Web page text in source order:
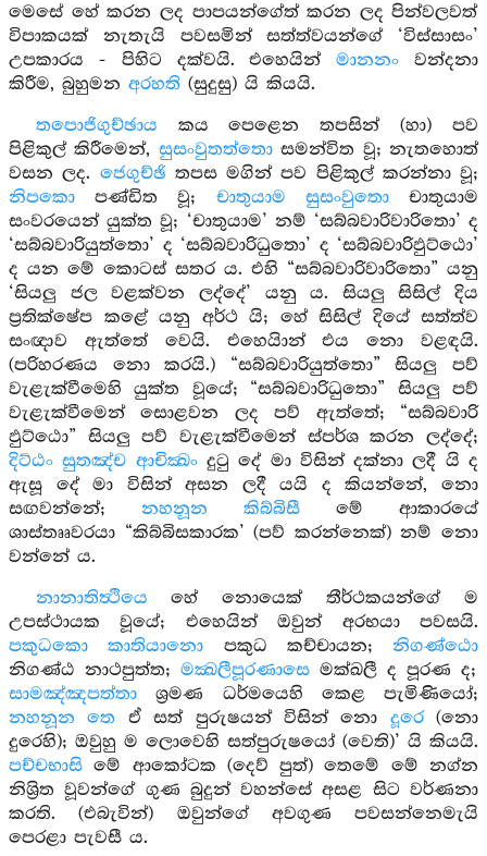
මෙසේ හේ කරන ලද පාපයන්ගේත් කරන ලද පින්වලවත්
විපාකයක් නැතැයි පවසමින් සත්ත්වයන්ගේ ‘විස්සාසං’
උපකාරය - පිහිට දක්වයි. එහෙයින්මානනං වන්දනා
කිරීම, බුහුමන අරහති (සුදුසු) යි කියයි.
තපොජිගුච්ඡාය කය පෙළෙන තපසින් (හා) පව
පිළිකුල් කිරීමෙන්, සුසංවුතත්තොසමන්විත වූ; නැතහොත්
වසන ලද. ජෙගුච්ඡිතපස මගින් පව පිළිකුල් කරන්නා වූ;
නිපකො පණ්ඩිත වූ; චාතුයාම සුසංවුතොචාතුයාම
සංවරයෙන් යුක්ත වූ; ‘චාතුයාම’ නම් ‘සබ්බවාරිවාරිතො’ ද
‘සබ්බවාරියුත්තො’ ද ‘සබ්බවාරිධුතො’ ද ‘සබ්බවාරිඵුට්ඨො’
ද යන මේ කොටස් සතර ය. එහි “සබ්බවාරිවාරිතො” යනු
‘සියලු ජල වළක්වන ලද්දේ’ යනු ය. සියලු සිසිල් දිය
ප්‍රතික්ෂේප කළේ යනු අර්ථ යි; හේ සිසිල් දියේ සත්ත්ව
සංඥාව ඇත්තේ වෙයි. එහෙයිාන් එය නො වළඳයි.
(පරිහරණය නො කරයි.) “සබ්බවාරියුත්තො” සියලු පව්
වැළැක්වීමෙහි යුක්ත වූයේ; “සබ්බවාරිධුතො” සියලු පව්
වැළැක්වීමෙන් සොළවන ලද පව් ඇත්තේ; “සබ්බවාරි
ඵුට්ඨො” සියලු පව් වැළැක්වීමෙන් ස්පර්ශ කරන ලද්දේ;
දිට්ඨං සුතඤ්ච ආචික්‍ඛංදුටු දේ මා විසින් දක්නා ලදී යි ද
ඇසූ දේ මා විසින් අසන ලදී යයි ද කියන්නේ, නො
සඟවන්නේ; නහනූන කිබ්බිසී මේ ආකාරයේ
ශාස්තෲවරයා “කිබ්බිසකාරක’ (පව් කරන්නෙක්) නම් නො
වන්නේ ය.
නානාතිත්‍ථියෙ හේ නොයෙක් තීර්ථකයන්ගේ ම
උපස්ථායක වූයේ; එහෙයින් ඔවුන් අරභයා පවසයි.
පකුධකො කාතියානො පකුධ කච්චායන; නිගණ්ඨො
නිගණ්ඨ නාථපුත්ත; මක්‍ඛලීපූරණාසෙ මක්ඛලී ද පූරණ ද;
සාමඤ්ඤපත්තා ශ්‍රමණ ධර්මයෙහි කෙළ පැමිණියෝ;
නහනූන තෙ ඒ සත් පුරුෂයන් විසින් නො දූරෙ(නො
දුරෙහි); ඔවුහු ම ලොවෙහි සත්පුරුෂයෝ (වෙති)’ යි කියයි.
පච්චභාසි මේ ආකෝටක (දෙව් පුත්) තෙමේ මේ නග්න
නිශ්‍රිත වූවන්ගේ ගුණ බුදුන් වහන්සේ අසළ සිට වර්ණනා
කරති. (එබැවින්) ඔවුන්ගේ අවගුණ පවසන්නෙමැයි
පෙරළා පැවසී ය.